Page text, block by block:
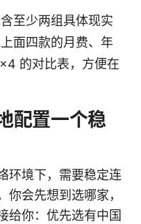
至少两组具体现实
面四款的月费、年
的对比表，方便在
配置一个稳
环境下，需要稳定连
你会先想到选哪家，
给你：优先选有中国